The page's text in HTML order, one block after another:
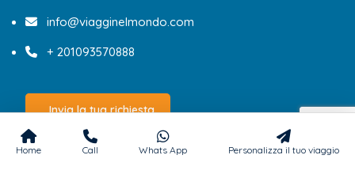
info@viagginelmondo.com
+ 201093570888
Invia la tua richiesta
Home Call Whats App Personalizza il tuo viaggio